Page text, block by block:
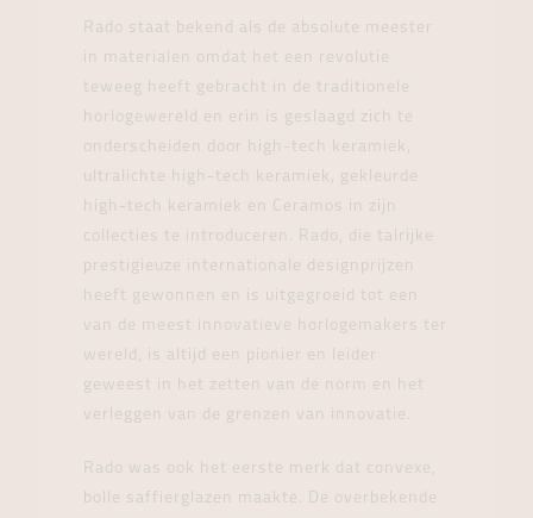
Rado staat bekend als de absolute meester
in materialen omdat het een revolutie
teweeg heeft gebracht in de traditionele
horlogewereld en erin is geslaagd zich te
onderscheiden door high-tech keramiek,
ultralichte high-tech keramiek, gekleurde
high-tech keramiek en Ceramos in zijn
collecties te introduceren. Rado, die talrijke
prestigieuze internationale designprijzen
heeft gewonnen en is uitgegroeid tot een
van de meest innovatieve horlogemakers ter
wereld, is altijd een pionier en leider
geweest in het zetten van de norm en het
verleggen van de grenzen van innovatie.
Rado was ook het eerste merk dat convexe,
bolle saffierglazen maakte. De overbekende